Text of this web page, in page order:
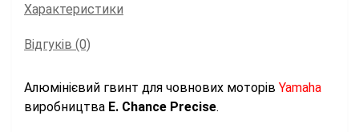
Характеристики
Відгуків (0)
Алюмінієвий гвинт для човнових моторів Yamaha
виробництва E. Chance Precise.